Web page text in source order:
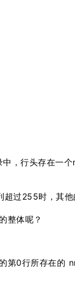
，行头存在一
超过255时，其他
整体呢？
第0行所存在的